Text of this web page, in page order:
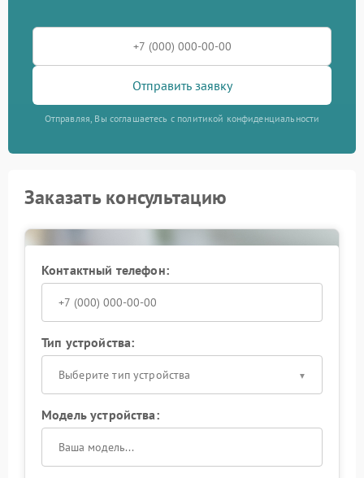
Отправить заявку
Отправляя, Вы соглашаетесь с политикой конфиденциальности
Заказать консультацию
Контактный телефон:
Тип устройства:
Выберите тип устройства
Модель устройства: